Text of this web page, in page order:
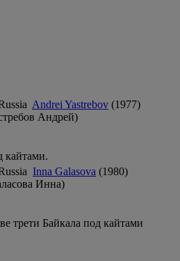
Andrei Yastrebov (1977)
Андрей)
кайтами.
Inna Galasova (1980)
Инна)
трети Байкала под кайтами